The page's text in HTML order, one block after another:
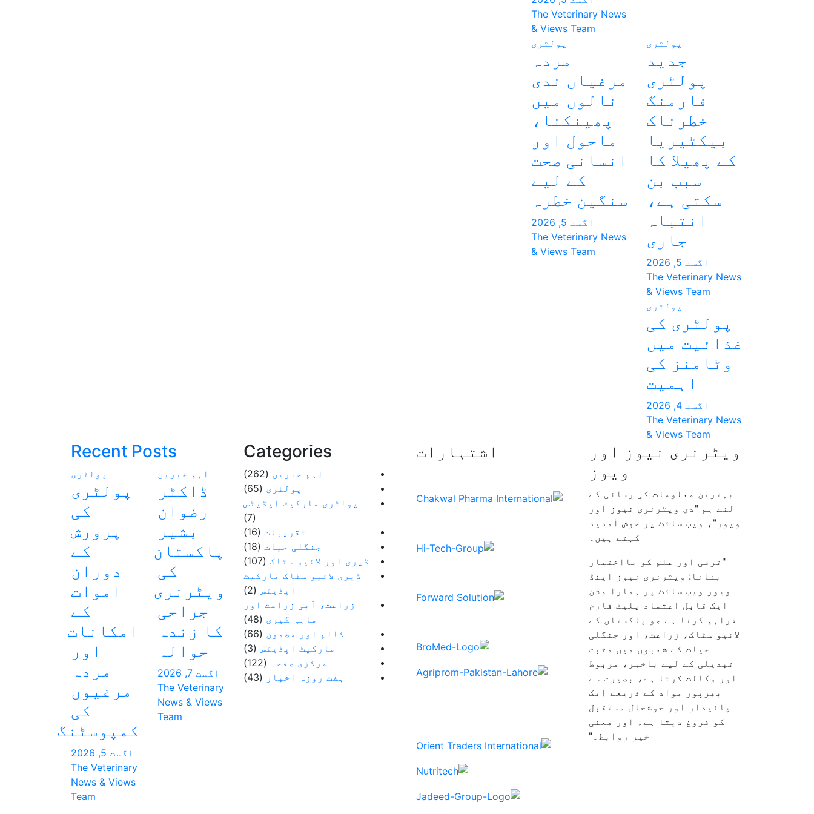
The Veterinary News
& Views Team
پولٹری
جدید
پولٹری
فارمنگ
خطرناک
بیکٹیریا
کے پھیلا کا
سبب بن
سکتی ہے،
انتباہ
جاری
اگست 5, 2026
The Veterinary News
& Views Team
پولٹری
مردہ
مرغیاں ندی
نالوں میں
پھینکنا،
ماحول اور
انسانی صحت
کے لیے
سنگین خطرہ
اگست 5, 2026
The Veterinary News
& Views Team
پولٹری
پولٹری کی
غذائیت میں
وٹامنز کی
اہمیت
اگست 4, 2026
The Veterinary News
& Views Team
ویٹرنری نیوز اور
ویوز
بہترین معلومات کی رسائی کے
لئے ہم "دی ویٹرنری نیوز اور
ویوز"، ویب سائٹ پر خوش آمدید
کہتے ہیں۔
"ترقی اور علم کو بااختیار
بنانا: ویٹرنری نیوز اینڈ
ویوز ویب سائٹ پر ہمارا مشن
ایک قابل اعتماد پلیٹ فارم
فراہم کرنا ہے جو پاکستان کے
لائیو سٹاک، زراعت، اور جنگلی
حیات کے شعبوں میں مثبت
تبدیلی کے لیے باخبر، مربوط
اور وکالت کرتا ہے، بصیرت سے
بھرپور مواد کے ذریعے ایک
پائیدار اور خوشحال مستقبل
کو فروغ دیتا ہے۔ اور معنی
خیز روابط۔"
اشتہارات Categories
اہم خبریں (262)
پولٹری (65)
پولٹری مارکیٹ اپڈیٹس
(7)
تقریبات (16)
جنگلی حیات (18)
ڈیری اور لائیو سٹاک (107)
ڈیری لائیو سٹاک مارکیٹ
اپڈیٹس (2)
زراعت، آبی زراعت اور
ماہی گیری (48)
کالم اور مضمون (66)
مارکیٹ اپڈیٹس (3)
مرکزی صفحہ
(122)
ہفت روزہ اخبار (43)
Recent Posts
اہم خبریں
ڈاکٹر
رضوان
بشیر
پاکستان
کی
ویٹرنری
جراحی
کا زندہ
حوالہ
اگست 7, 2026
The Veterinary
News & Views
Team
پولٹری
پولٹری
کی
پرورش
کے
دوران
اموات
کے
امکانات
اور
مردہ
مرغیوں
کی
کمپوسٹنگ
اگست 5, 2026
The Veterinary
News & Views
Team